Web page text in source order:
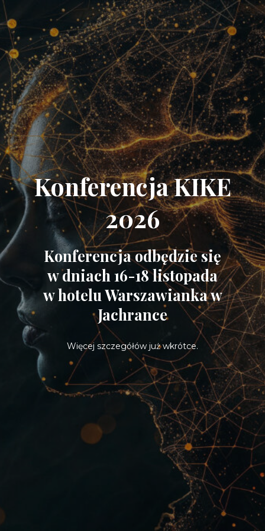
Konferencja KIKE
2026
Konferencja odbędzie się
w dniach 16-18 listopada
w hotelu Warszawianka w
Jachrance
Więcej szczegółów już wkrótce.